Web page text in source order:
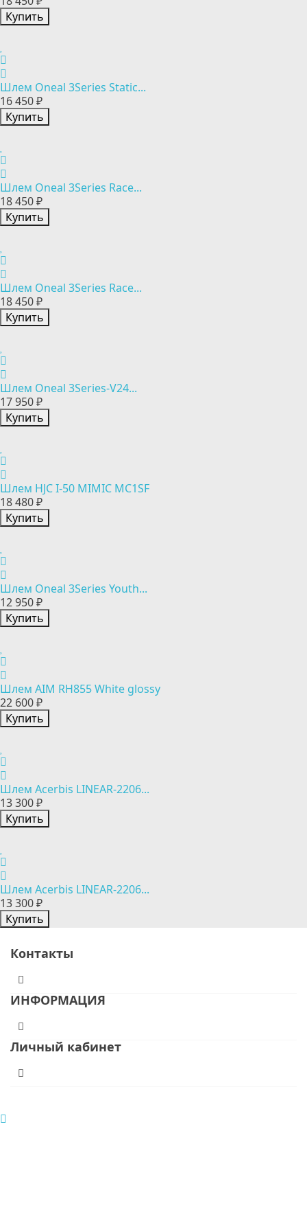
Купить
Шлем Oneal 3Series Static...
16 450 ₽
Купить
Шлем Oneal 3Series Race...
18 450 ₽
Купить
Шлем Oneal 3Series Race...
18 450 ₽
Купить
Шлем Oneal 3Series-V24...
17 950 ₽
Купить
Шлем HJC I-50 MIMIC MC1SF
18 480 ₽
Купить
Шлем Oneal 3Series Youth...
12 950 ₽
Купить
Шлем AIM RH855 White glossy
22 600 ₽
Купить
Шлем Acerbis LINEAR-2206...
13 300 ₽
Купить
Шлем Acerbis LINEAR-2206...
13 300 ₽
Купить
Контакты
ИНФОРМАЦИЯ
Личный кабинет